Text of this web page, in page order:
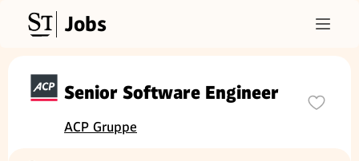
Jobs
Senior Software Engineer
ACP Gruppe